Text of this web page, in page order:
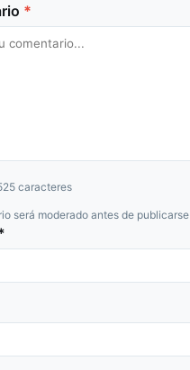
*
caracteres
será moderado antes de publicarse